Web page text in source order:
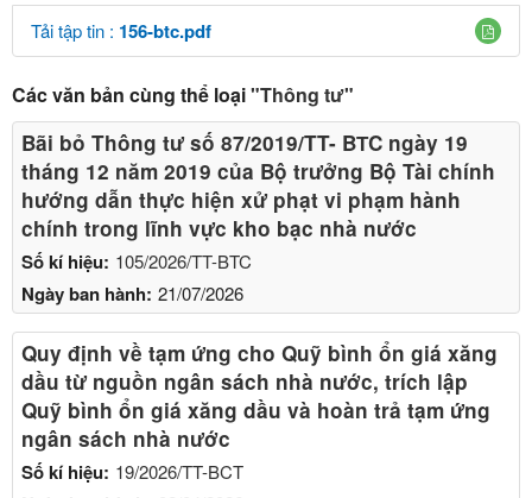
Tải tập tin : 156-btc.pdf
Các văn bản cùng thể loại"Thông tư"
Số kí hiệu: 105/2026/TT-BTC
Ngày ban hành: 21/07/2026
Bãi bỏ Thông tư số 87/2019/TT- BТC ngày 19
tháng 12 năm 2019 của Bộ trưởng Bộ Tài chính
hướng dẫn thực hiện xử phạt vi phạm hành
chính trong lĩnh vực kho bạc nhà nước
Số kí hiệu: 19/2026/TT-BCT
Quy định về tạm ứng cho Quỹ bình ổn giá xăng
dầu từ nguồn ngân sách nhà nước, trích lập
Quỹ bình ổn giá xăng dầu và hoàn trả tạm ứng
ngân sách nhà nước